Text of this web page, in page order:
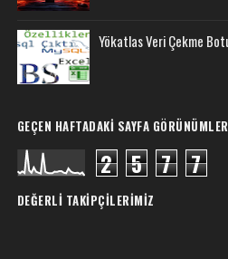
Yökatlas Veri Çekme
GEÇEN HAFTADAKI SAYFA
2 5 7 7
DEĞERLI TAKIPÇILERIMIZ